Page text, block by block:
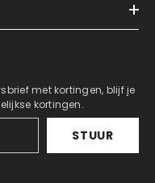
met kortingen, blijf je
kortingen.
STUUR